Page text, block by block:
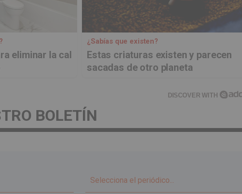
eliminar la cal
¿Sabías que existen?
Estas criaturas existen y parecen
sacadas de otro planeta
DISCOVER WITH
BOLETÍN